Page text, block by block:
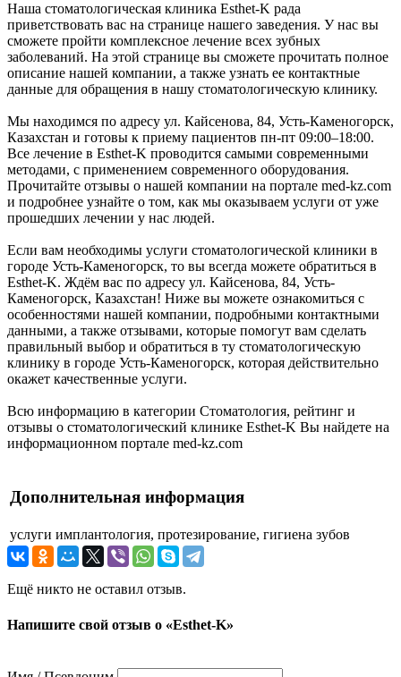
Наша стоматологическая клиника Esthet-K рада
приветствовать вас на странице нашего заведения. У нас вы
сможете пройти комплексное лечение всех зубных
заболеваний. На этой странице вы сможете прочитать полное
описание нашей компании, а также узнать ее контактные
данные для обращения в нашу стоматологическую клинику.
Мы находимся по адресу ул. Кайсенова, 84, Усть-Каменогорск,
Казахстан и готовы к приему пациентов пн-пт 09:00–18:00.
Все лечение в Esthet-K проводится самыми современными
методами, с применением современного оборудования.
Прочитайте отзывы о нашей компании на портале med-kz.com
и подробнее узнайте о том, как мы оказываем услуги от уже
прошедших лечении у нас людей.
Если вам необходимы услуги стоматологической клиники в
городе Усть-Каменогорск, то вы всегда можете обратиться в
Esthet-K. Ждём вас по адресу ул. Кайсенова, 84, Усть-
Каменогорск, Казахстан! Ниже вы можете ознакомиться с
особенностями нашей компании, подробными контактными
данными, а также отзывами, которые помогут вам сделать
правильный выбор и обратиться в ту стоматологическую
клинику в городе Усть-Каменогорск, которая действительно
окажет качественные услуги.
Всю информацию в категории Стоматология, рейтинг и
отзывы о стоматологический клинике Esthet-K Вы найдете на
информационном портале med-kz.com
Дополнительная информация
услуги имплантология, протезирование, гигиена зубов
Ещё никто не оставил отзыв.
Напишите свой отзыв о «Esthet-K»